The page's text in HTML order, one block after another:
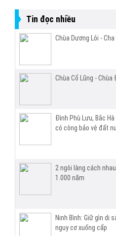
Tin đọc nhiều
Chùa Dương Lôi -
Chùa Cổ Lũng - Chùa
Đình Phù Lưu, Bắc
có công bảo vệ đất
2 ngôi làng cách
1.000 năm
Ninh Bình: Giữ gìn di
nguy cơ xuống cấp